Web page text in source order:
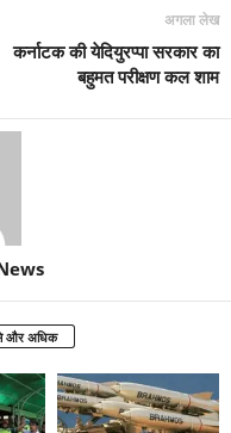
अगला लेख
कर्नाटक की येदियुरप्पा सरकार का
बहुमत परीक्षण कल शाम
अधिक